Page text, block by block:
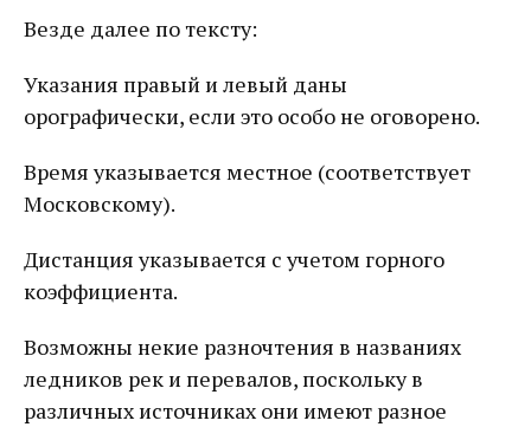
Везде далее по тексту:
Указания правый и левый даны
орографически, если это особо не оговорено.
Время указывается местное (соответствует
Московскому).
Дистанция указывается с учетом горного
коэффициента.
Возможны некие разночтения в названиях
ледников рек и перевалов, поскольку в
различных источниках они имеют разное